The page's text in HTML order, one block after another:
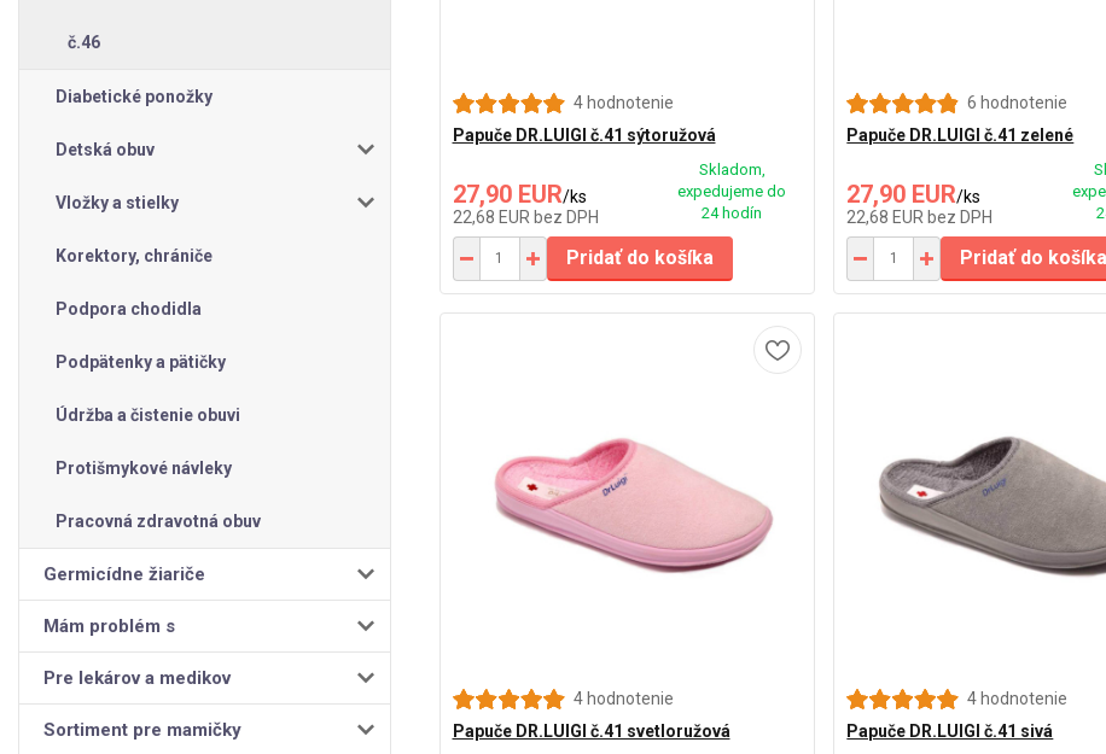
č.46
Diabetické ponožky
Detská obuv
Vložky a stielky
Korektory, chrániče
Podpora chodidla
Podpätenky a pätičky
Údržba a čistenie obuvi
Protišmykové návleky
Pracovná zdravotná obuv
Germicídne žiariče
Mám problém s
Pre lekárov a medikov
Sortiment pre mamičky
4 hodnotenie
Papuče DR.LUIGI č.41 sýtoružová
27,90 EUR/ks
22,68 EUR bez DPH
Skladom,
expedujeme do
24 hodín
Pridať do košíka
6 hodnotenie
Papuče DR.LUIGI č.41 zelené
27,90 EUR/ks
22,68 EURbez DPH
Pridať do košíka
4 hodnotenie
Papuče DR.LUIGI č.41 svetloružová
4 hodnotenie
Papuče DR.LUIGI č.41 sivá